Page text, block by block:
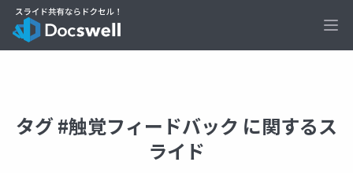
タグ #触覚フィードバック に関するス
ライド